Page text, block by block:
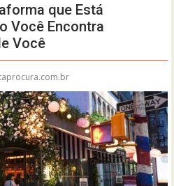
que Está
Você Encontra
Você